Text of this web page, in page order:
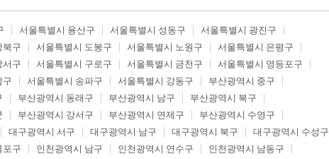
서울특별시 용산구 서울특별시 성동구
서울특별시 광진구
북구 서울특별시 도봉구 서울특별시 노원구
서울특별시 은평구
서구 서울특별시 구로구 서울특별시 금천구
서울특별시 영등포구
구 서울특별시 송파구 서울특별시 강동구
부산광역시 중구
부산광역시 동래구 부산광역시 남구
부산광역시 북구
부산광역시 강서구 부산광역시 연제구
부산광역시 수영구
대구광역시 서구 대구광역시 남구 대구광역시 북구
대구광역시 수성구
포구 인천광역시 남구 인천광역시 연수구
인천광역시 남동구